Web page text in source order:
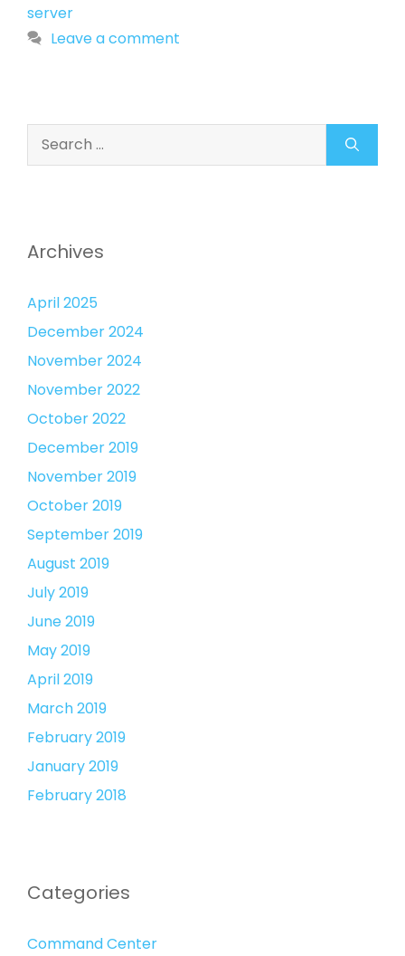
server
Leave a comment
for:
Archives
April 2025
December 2024
November 2024
November 2022
October 2022
December 2019
November 2019
October 2019
September 2019
August 2019
July 2019
June 2019
May 2019
April 2019
March 2019
February 2019
January 2019
February 2018
Categories
Command Center